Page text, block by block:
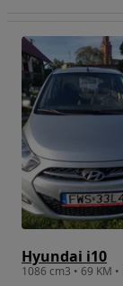
Hyundai i10